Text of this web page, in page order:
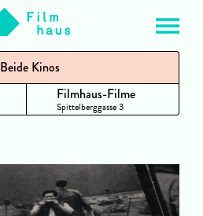
Beide Kinos
Filmhaus-Filme
Spittelberggasse 3